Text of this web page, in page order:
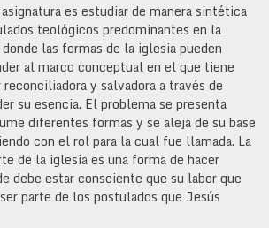
es estudiar de manera sintética
teológicos predominantes en la
las formas de la iglesia pueden
al marco conceptual en el que tiene
y salvadora a través de
su esencia. El problema se presenta
diferentes formas y se aleja de su base
con el rol para la cual fue llamada. La
de la iglesia es una forma de hacer
debe estar consciente que su labor que
parte de los postulados que Jesús